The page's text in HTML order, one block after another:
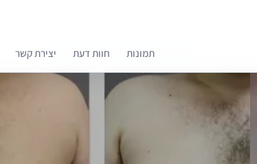
קומפרלי מסייעת לך לבחור רופאים מומלצים
תמונות חוות דעת יצירת קשר